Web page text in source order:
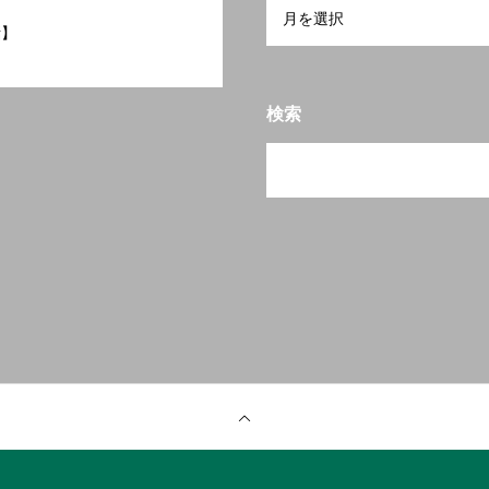
検索